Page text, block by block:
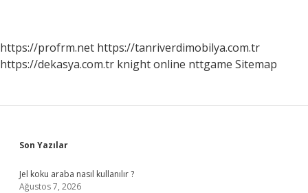
https://profrm.net https://tanriverdimobilya.com.tr
https://dekasya.com.tr knight online nttgame Sitemap
Sidebar
Son Yazılar
Jel koku araba nasıl kullanılır ?
Ağustos 7, 2026